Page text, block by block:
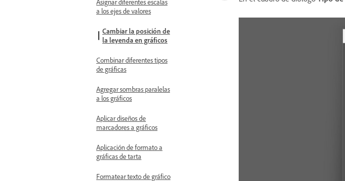
Asignar diferentes escalas
a los ejes de valores
Cambiar la posición de
la leyenda en gráficos
Combinar diferentes tipos
de gráficas
Agregar sombras paralelas
a los gráficos
Aplicar diseños de
marcadores a gráficos
Aplicación de formato a
gráficas de tarta
Formatear texto de gráfico